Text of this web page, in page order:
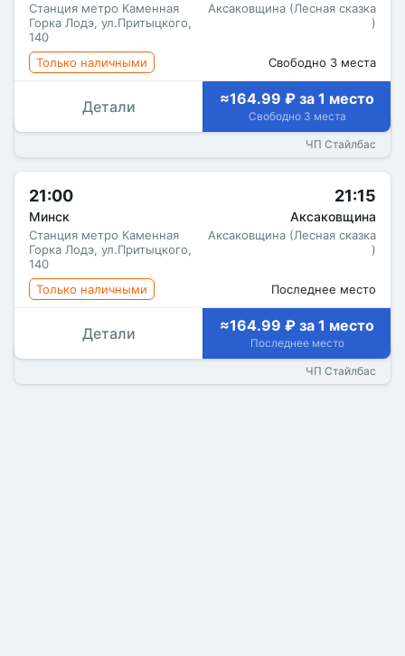
Станция метро Каменная
Горка Лодэ, ул.Притыцкого,
140
Аксаковщина (Лесная сказка
)
Только наличными Свободно 3 места
Детали ≈164.99 ₽ за 1 место
Свободно 3 места
ЧП Стайлбас
21:00
Минск
Станция метро Каменная
Горка Лодэ, ул.Притыцкого,
140
21:15
Аксаковщина
Аксаковщина (Лесная сказка
)
Только наличными Последнее место
Детали ≈164.99 ₽ за 1 место
Последнее место
ЧП Стайлбас